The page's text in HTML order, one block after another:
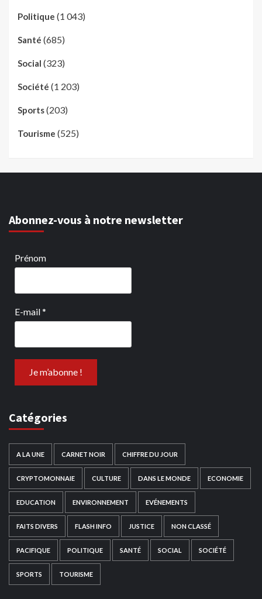
Politique (1 043)
Santé (685)
Social (323)
Société (1 203)
Sports(203)
Tourisme (525)
Abonnez-vous à notre newsletter
Prénom
E-mail*
Catégories
A LA UNE CARNET NOIR CHIFFRE DU JOUR
CRYPTOMONNAIE CULTURE DANS LE MONDE ECONOMIE
EDUCATION ENVIRONNEMENT EVÉNEMENTS
FAITS DIVERS FLASH INFO JUSTICE NON CLASSÉ
PACIFIQUE POLITIQUE SANTÉ SOCIAL SOCIÉTÉ
SPORTS TOURISME